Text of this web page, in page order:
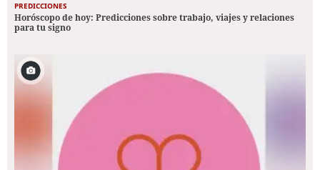
PREDICCIONES
Horóscopo de hoy: Predicciones sobre trabajo, viajes y relaciones
para tu signo